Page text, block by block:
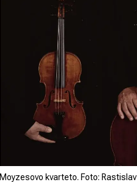
Moyzesovo kvarteto. Foto: